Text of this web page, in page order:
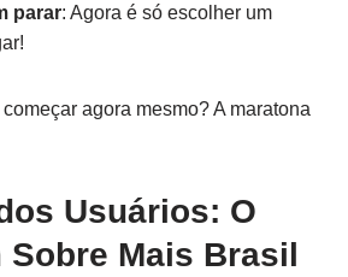
parar: Agora é só escolher um
agora mesmo? A maratona
Usuários: O
Sobre Mais Brasil